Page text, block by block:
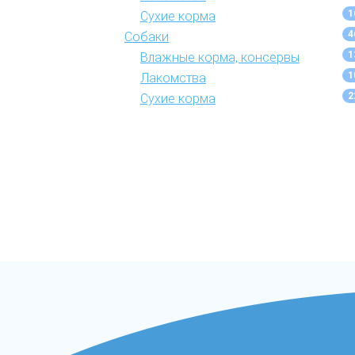
Сухие корма
Собаки
Влажные корма, консервы
Лакомства
Сухие корма